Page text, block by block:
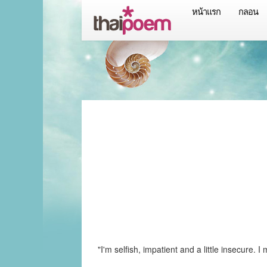
หน้าแรก กลอน
"I'm selfish, impatient and a little insecure. I